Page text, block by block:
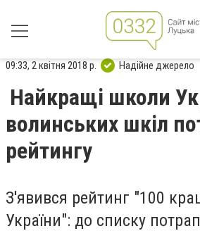
09:33, 2 квітня 2018 р. Надійне джерело
Найкращі школи
волинських шкіл
рейтингу
З'явився рейтинг "100
України": до списку